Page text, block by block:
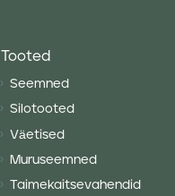
Tooted
Seemned
Silotooted
Väetised
Muruseemned
Taimekaitsevahendid